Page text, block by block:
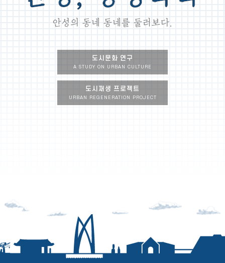
도시재생 프로젝트
URBAN REGENERATION PROJECT
도시문화 연구
A STUDY ON URBAN CULTURE